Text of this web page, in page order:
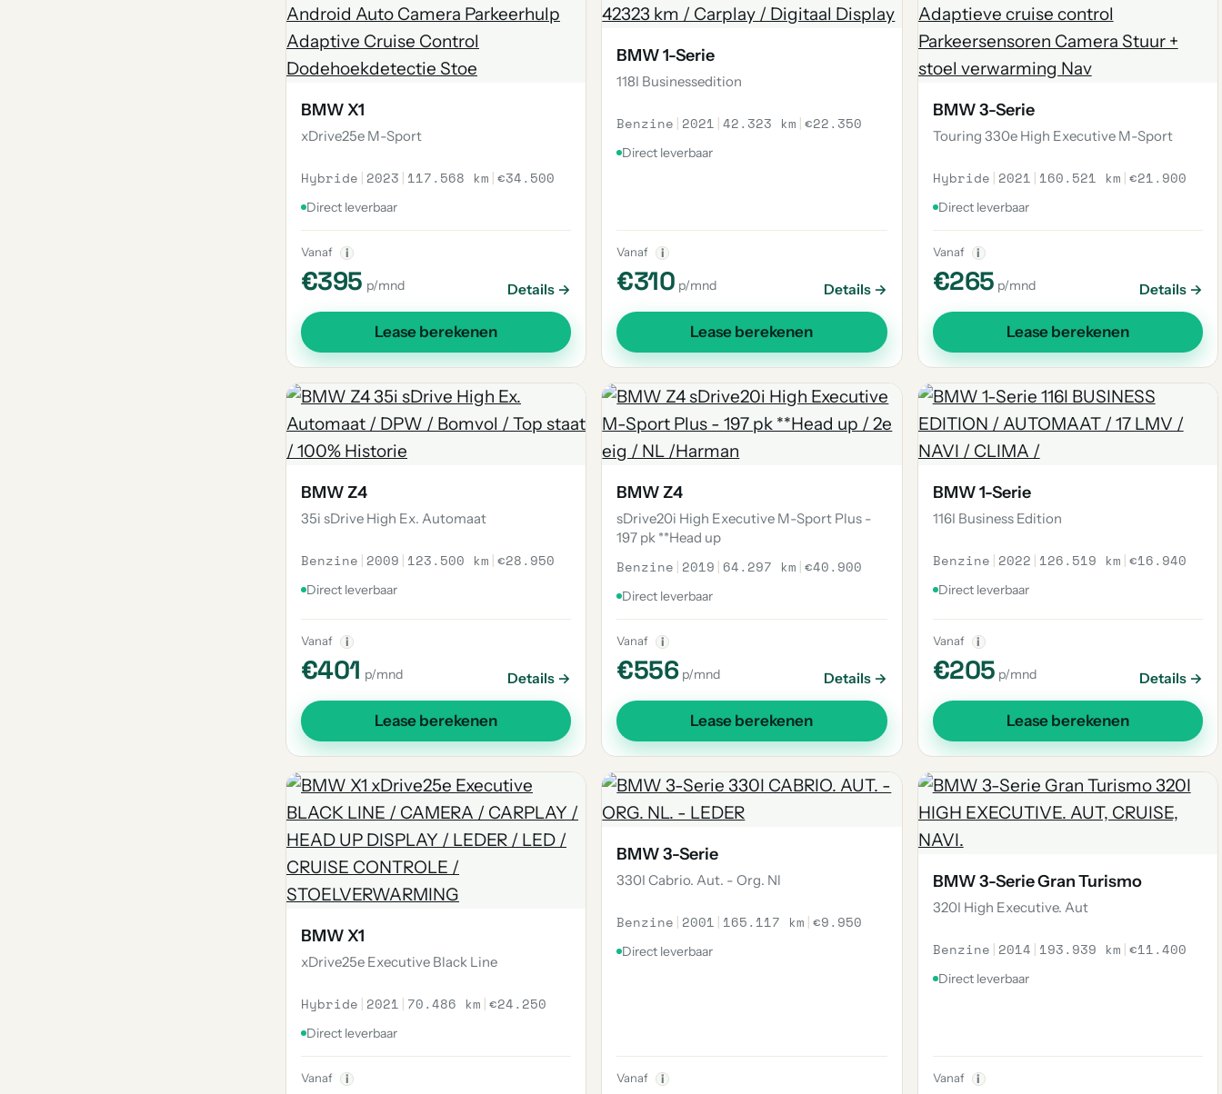
BMW X1
xDrive25e M-Sport
Hybride | 2023 | 117.568 km |€34.500
Direct leverbaar
Vanaf i
€395 p/mnd Details →
Lease berekenen
BMW 1-Serie
118I Businessedition
Benzine | 2021 |42.323 km |€22.350
Direct leverbaar
Vanaf i
€310 p/mnd Details →
Lease berekenen
BMW 3-Serie
Touring 330e High Executive M-Sport
Hybride | 2021 | 160.521 km |€21.900
Direct leverbaar
Vanaf i
€265 p/mnd Details →
Lease berekenen
BMW Z4
35i sDrive High Ex. Automaat
Benzine | 2009 | 123.500 km |€28.950
Direct leverbaar
Vanaf i
€401 p/mnd Details →
Lease berekenen
BMW Z4
sDrive20i High Executive M-Sport Plus -
197 pk **Head up
Benzine | 2019 | 64.297 km |€40.900
Direct leverbaar
Vanaf i
€556 p/mnd Details →
Lease berekenen
BMW 1-Serie
116I Business Edition
Benzine | 2022 | 126.519 km |€16.940
Direct leverbaar
Vanaf i
€205 p/mnd Details →
Lease berekenen
BMW X1
xDrive25e Executive Black Line
Hybride | 2021 | 70.486 km |€24.250
Direct leverbaar
Vanaf i
BMW 3-Serie
330I Cabrio. Aut. - Org. Nl
Benzine | 2001 | 165.117 km |€9.950
Direct leverbaar
Vanaf i
BMW 3-Serie Gran Turismo
320I High Executive. Aut
Benzine | 2014 | 193.939 km |€11.400
Direct leverbaar
Vanaf i